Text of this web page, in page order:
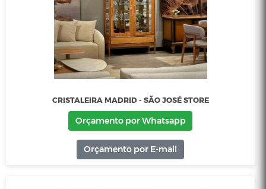
CRISTALEIRA CLÁSSICA EM MADEIRA - SÃO JOSÉ
Orçamento por Whatsapp
Orçamento por E-mail